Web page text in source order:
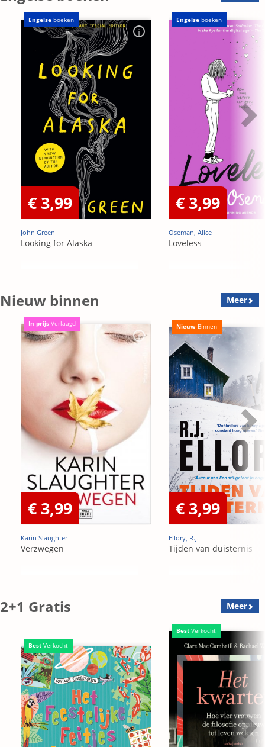
Engelse boeken
€ 3,99
John Green
Looking for Alaska
Engelse boeken
€ 3,99
Oseman, Alice
Loveless
Nieuw binnen Meer
In prijs Verlaagd
€ 3,99
Karin Slaughter
Verzwegen
Nieuw Binnen
€ 3,99
Ellory, R.J.
Tijden van duisternis
2+1 Gratis Meer
Best Verkocht
Best Verkocht